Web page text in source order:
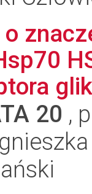
20 ,